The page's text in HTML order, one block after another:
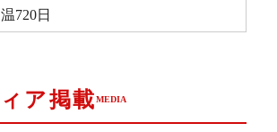
720日
ア掲載MEDIA